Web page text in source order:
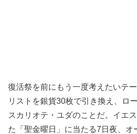
復活祭を前にもう一度考えたいテ
リストを銀貨30枚で引き換え、ロ
スカリオテ・ユダのことだ。イエ
た「聖金曜日」に当たる7日夜、オ